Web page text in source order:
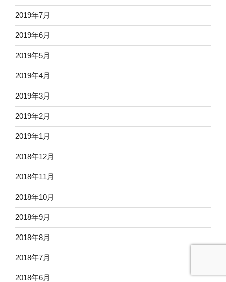
2019年7月
2019年6月
2019年5月
2019年4月
2019年3月
2019年2月
2019年1月
2018年12月
2018年11月
2018年10月
2018年9月
2018年8月
2018年7月
2018年6月